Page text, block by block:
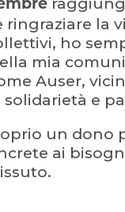
la
ho
mia
Auser,
e
un dono
ai